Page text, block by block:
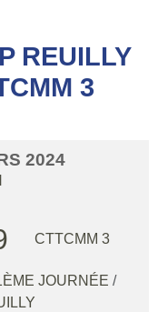
REUILLY
3
2024
CTTCMM 3
JOURNÉE /